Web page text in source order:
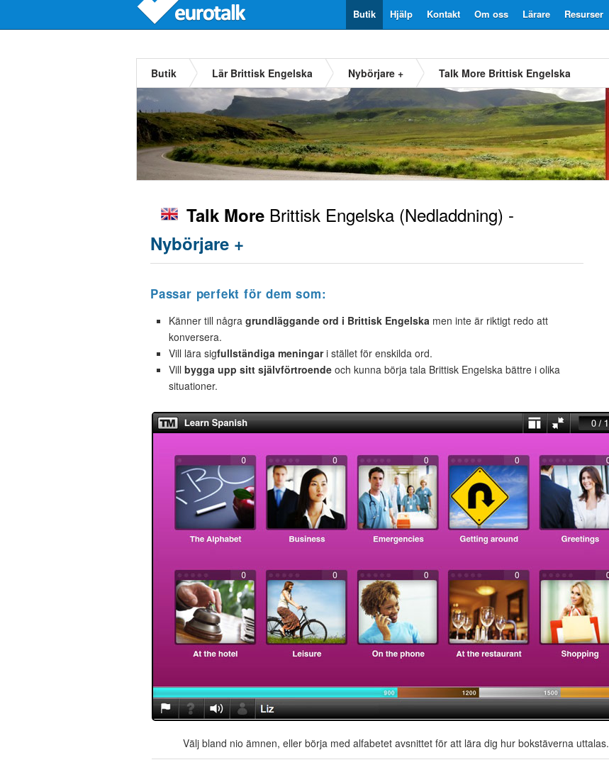
Resurser
Lärare
Om oss
Kontakt
Hjälp
Butik
Butik Lär Brittisk Engelska Nybörjare + Talk More Brittisk Engelska
Talk More Brittisk Engelska (Nedladdning) -
Nybörjare +
Passar perfekt för dem som:
Känner till några grundläggande ord i Brittisk Engelska men inte är riktigt redo att
konversera.
Vill lära sigfullständiga meningari stället för enskilda ord.
Vill bygga upp sitt självförtroende och kunna börja tala Brittisk Engelska bättre i olika
situationer.
Välj bland nio ämnen, eller börja med alfabetet avsnittet för att lära dig hur bokstäverna uttalas.